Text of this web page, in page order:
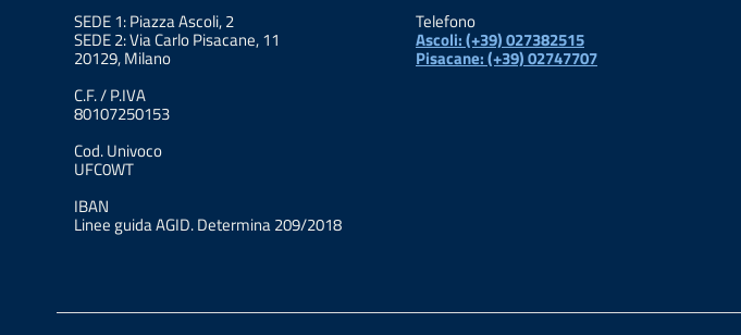
SEDE 1: Piazza Ascoli, 2
SEDE 2: Via Carlo Pisacane, 11
20129, Milano
C.F. / P.IVA
80107250153
Cod. Univoco
UFC0WT
IBAN
Linee guida AGID. Determina 209/2018
Telefono
Ascoli: (+39) 027382515
Pisacane: (+39) 02747707